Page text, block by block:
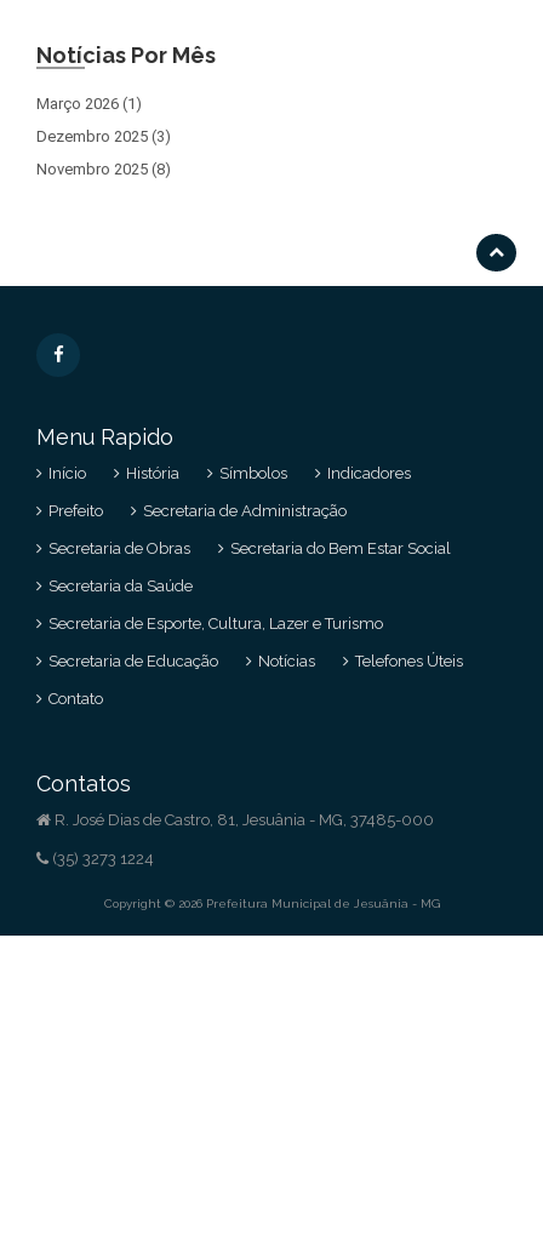
Notícias Por Mês
Março 2026 (1)
Dezembro 2025 (3)
Novembro 2025 (8)
Menu Rapido
Início História Símbolos Indicadores
Prefeito Secretaria de Administração
Secretaria de Obras Secretaria do Bem Estar Social
Secretaria da Saúde
Secretaria de Esporte, Cultura, Lazer e Turismo
Secretaria de Educação Notícias Telefones Úteis
Contato
Contatos
R. José Dias de Castro, 81, Jesuânia - MG, 37485-000
(35) 3273 1224
Copyright © 2026 Prefeitura Municipal de Jesuânia - MG